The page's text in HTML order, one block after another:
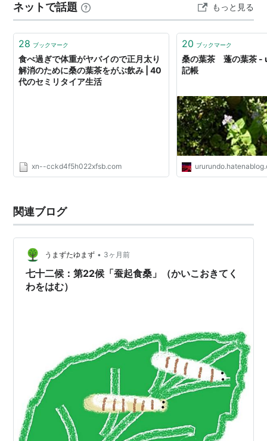
ネットで話題 もっと見る
28 ブックマーク
食べ過ぎで体重がヤバイので正月太り
解消のために桑の葉茶をがぶ飲み | 40
代のセミリタイア生活
xn--cckd4f5h022xfsb.com
20 ブックマーク
桑の葉茶 蓬の葉茶 -
記帳
関連ブログ
うまずたゆまず • 3ヶ月前
七十二候：第22候「蚕起食桑」（かいこおきてく
わをはむ）